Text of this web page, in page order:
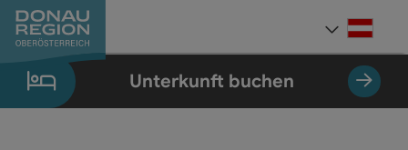
Zum Inhalt
Zur Navigation
Zum Seitenanfang
Zur Kontaktseite
Zum Impressum
Zur Startseite
Unterkunft buchen